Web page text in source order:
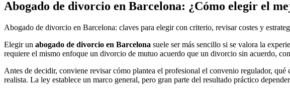
Abogado de divorcio en Barcelona: ¿Cómo elegir el
Abogado de divorcio en Barcelona: claves para elegir con criterio, revisar costes y
Elegir un abogado de divorcio en Barcelona suele ser más sencillo si se valora la
requiere el mismo enfoque un divorcio de mutuo acuerdo que un divorcio sin acuerdo,
Antes de decidir, conviene revisar cómo plantea el profesional el convenio regulador,
realista. La ley establece un marco general, pero gran parte del resultado práctico